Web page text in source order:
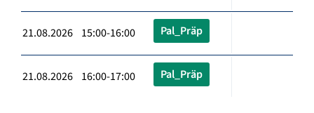
21.08.2026 15:00-16:00 Pal_Präp
21.08.2026 16:00-17:00 Pal_Präp